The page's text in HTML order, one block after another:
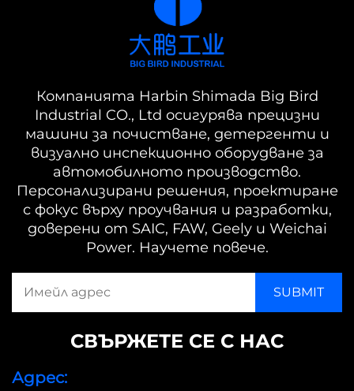
Компанията Harbin Shimada Big Bird
Industrial CO., Ltd осигурява прецизни
машини за почистване, детергенти и
визуално инспекционно оборудване за
автомобилното производство.
Персонализирани решения, проектиране
с фокус върху проучвания и разработки,
доверени от SAIC, FAW, Geely и Weichai
Power. Научете повече.
СВЪРЖЕТЕ СЕ С НАС
Адрес: